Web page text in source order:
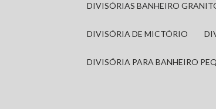
DIVISÓRIAS BANHEIRO
DIVISÓRIA DE MICTÓRIO
DIVISÓRIA PARA BANHEIRO